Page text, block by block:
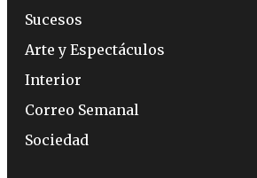
Sucesos
Arte y Espectáculos
Interior
Correo Semanal
Sociedad